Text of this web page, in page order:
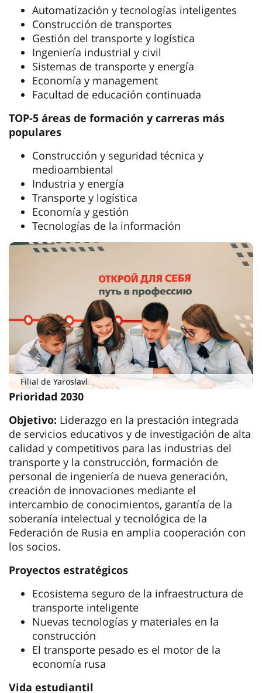
Automatización y tecnologías inteligentes
Construcción de transportes
Gestión del transporte y logística
Ingeniería industrial y civil
Sistemas de transporte y energía
Economía y management
Facultad de educación continuada
TOP-5 áreas de formación y carreras más
populares
Construcción y seguridad técnica y
medioambiental
Industria y energía
Transporte y logística
Economía y gestión
Tecnologías de la información
Filial de Yaroslavl
Prioridad 2030
Objetivo: Liderazgo en la prestación integrada
de servicios educativos y de investigación de alta
calidad y competitivos para las industrias del
transporte y la construcción, formación de
personal de ingeniería de nueva generación,
creación de innovaciones mediante el
intercambio de conocimientos, garantía de la
soberanía intelectual y tecnológica de la
Federación de Rusia en amplia cooperación con
los socios.
Proyectos estratégicos
Ecosistema seguro de la infraestructura de
transporte inteligente
Nuevas tecnologías y materiales en la
construcción
El transporte pesado es el motor de la
economía rusa
Vida estudiantil